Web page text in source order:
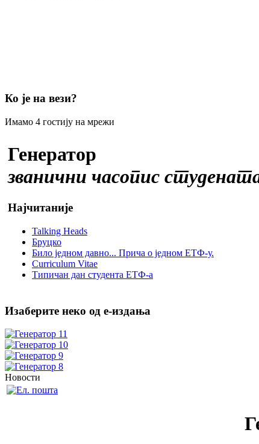
Ко је на вези?
Имамо 4 гостију на мрежи
Генератор
званични часопис
Најчитаније
Talking Heads
Бруцко
Било једном давно... Прича о једном ЕТФ-у.
Curriculum Vitae
Типичан дан студента ЕТФ-а
Изаберите неко од е-издања
Новости